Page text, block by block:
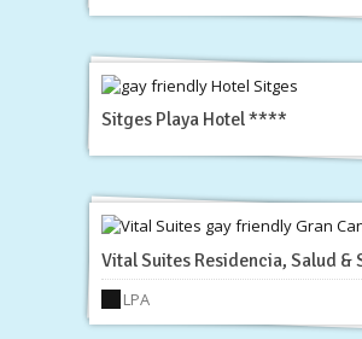
Sitges Playa Hotel ****
Vital Suites Residencia, Salud
LPA